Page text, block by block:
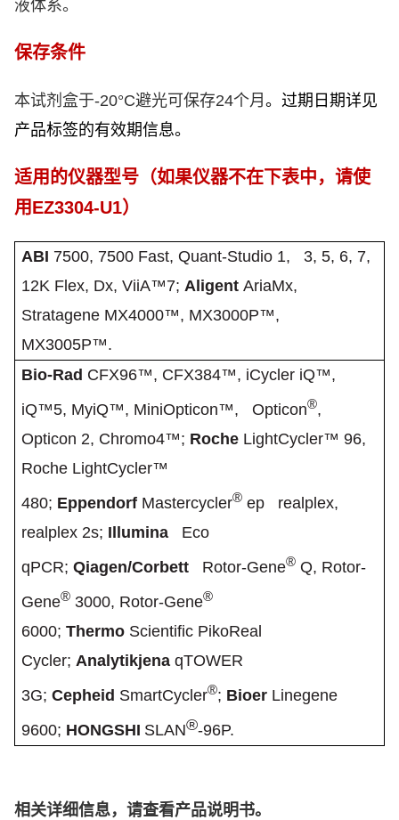
液体系。
保存条件
本试剂盒于-20°C避光可保存24个月 。过期日期详见
产品标签的有效期信息。
适用的仪器型号 （如果仪器不在下表中，请使
用EZ3304-U1）
ABI 7500, 7500 Fast, Quant-Studio 1, 3, 5, 6, 7,
12K Flex, Dx, ViiA™7; Aligent AriaMx,
Stratagene MX4000™, MX3000P™,
MX3005P™.
Bio-Rad CFX96™, CFX384™, iCycler iQ™,
iQ™5, MyiQ™, MiniOpticon™, Opticon®,
Opticon 2, Chromo4™; Roche LightCycler™ 96,
Roche LightCycler™
480; Eppendorf Mastercycler® ep realplex,
realplex 2s; Illumina Eco
qPCR; Qiagen/Corbett Rotor-Gene® Q, Rotor-
Gene® 3000, Rotor-Gene®
6000; Thermo Scientific PikoReal
Cycler; Analytikjena qTOWER
3G; Cepheid SmartCycler®; Bioer Linegene
9600; HONGSHI SLAN®-96P.
相关详细信息，请查看产品说明书。